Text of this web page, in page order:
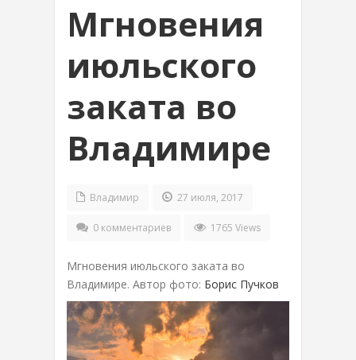
Мгновения
июльского
заката во
Владимире
Владимир 27 июля, 2017
0 комментариев 1765 Views
Мгновения июльского заката во
Владимире. Автор фото: Борис Пучков